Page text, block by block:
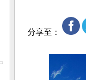
分享至：